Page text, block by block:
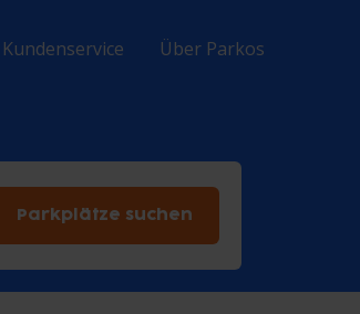
Kundenservice Über Parkos
Parkplätze suchen